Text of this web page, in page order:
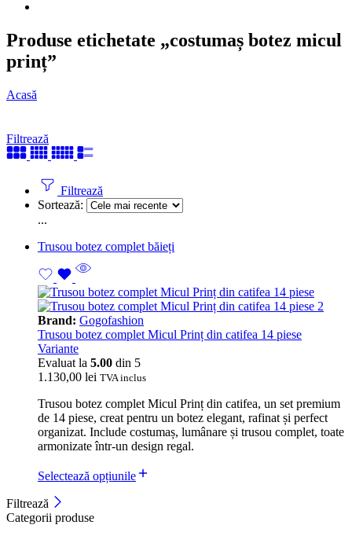
Produse etichetate „costumaș botez micul
prinț”
Acasă
Filtrează
Filtrează
Sortează:
...
Trusou botez complet băieți
Brand: Gogofashion
Trusou botez complet Micul Prinț din catifea 14 piese
Variante
Evaluat la 5.00 din 5
1.130,00 lei TVA inclus
Trusou botez complet Micul Prinț din catifea, un set premium
de 14 piese, creat pentru un botez elegant, rafinat și perfect
organizat. Include costumaș, lumânare și trusou complet, toate
armonizate într-un design regal.
Selectează opțiunile
Filtrează
Categorii produse